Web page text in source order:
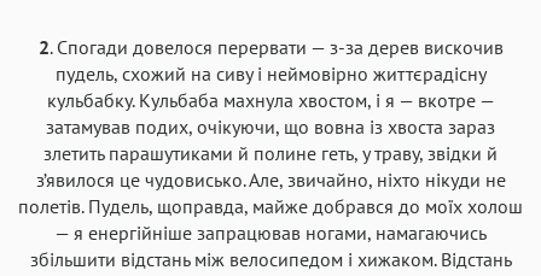
2. Спогади довелося перервати — з-за дерев вискочив
пудель, схожий на сиву і неймовірно життєрадісну
кульбабку. Кульбаба махнула хвостом, і я — вкотре —
затамував подих, очікуючи, що вовна із хвоста зараз
злетить парашутиками й полине геть, у траву, звідки й
з’явилося це чудовисько. Але, звичайно, ніхто нікуди не
полетів. Пудель, щоправда, майже добрався до моїх холош
— я енергійніше запрацював ногами, намагаючись
збільшити відстань між велосипедом і хижаком. Відстань